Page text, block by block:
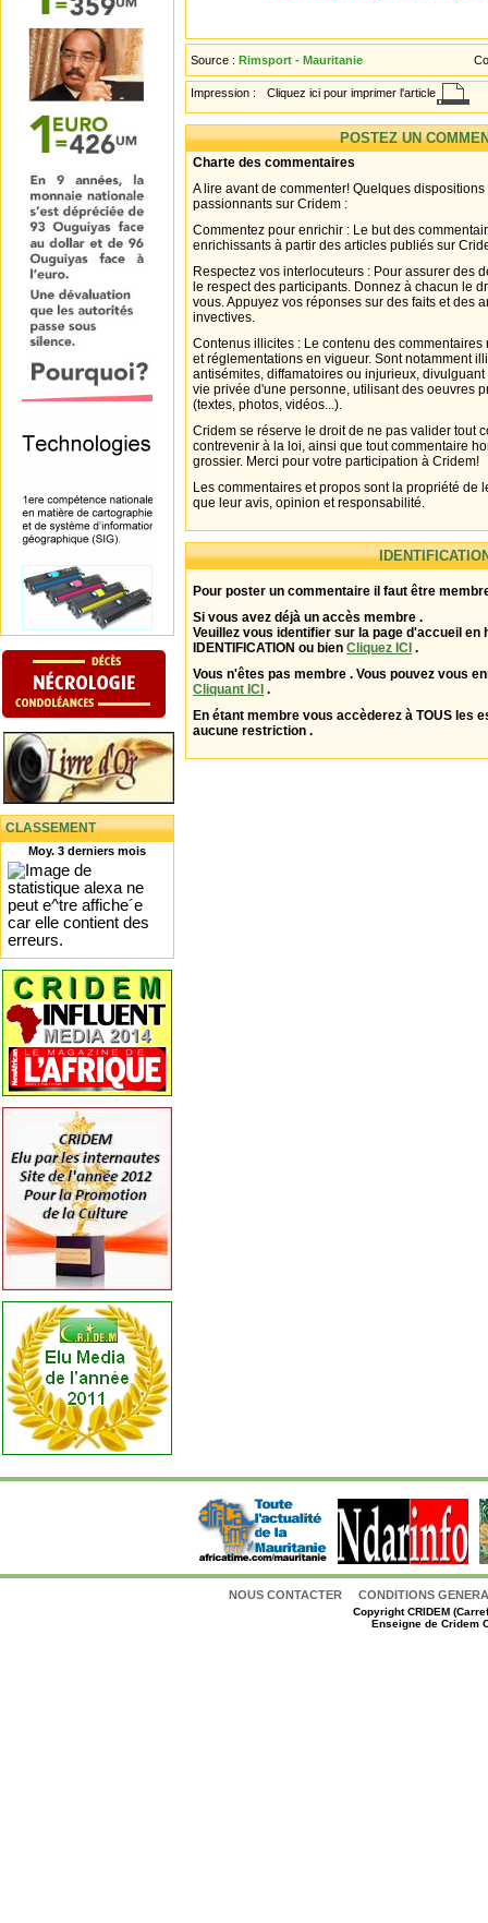
CLASSEMENT
Moy. 3 derniers mois
Source : Rimsport - Mauritanie
Impression : Cliquez ici pour imprimer l'article
POSTEZ UN
Charte des commentaires
A lire avant de commenter! Quelques
passionnants sur Cridem :
Commentez pour enrichir : Le but des
enrichissants à partir des articles publiés sur
Respectez vos interlocuteurs : Pour assurer des
le respect des participants. Donnez à chacun le
vous. Appuyez vos réponses sur des faits et des
invectives.
Contenus illicites : Le contenu des
et réglementations en vigueur. Sont notamment
antisémites, diffamatoires ou injurieux,
vie privée d'une personne, utilisant des oeuvres
(textes, photos, vidéos...).
Cridem se réserve le droit de ne pas valider tout
contrevenir à la loi, ainsi que tout commentaire
grossier. Merci pour votre participation à Cridem!
Les commentaires et propos sont la propriété de
que leur avis, opinion et responsabilité.
Pour poster un commentaire il faut être
Si vous avez déjà un accès membre .
Veuillez vous identifier sur la page d'accueil en
IDENTIFICATION ou bien Cliquez ICI .
Vous n'êtes pas membre . Vous pouvez vous
Cliquant ICI .
En étant membre vous accèderez à TOUS les
aucune restriction .
NOUS CONTACTER CONDITIONS
CopyrightCRIDEM
Enseigne de Cridem